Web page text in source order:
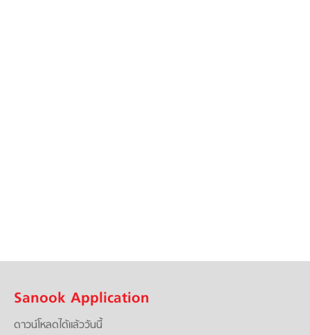
Sanook Application
ดาวน์โหลดได้แล้ววันนี้